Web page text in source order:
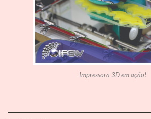
Impressora 3D em ação!